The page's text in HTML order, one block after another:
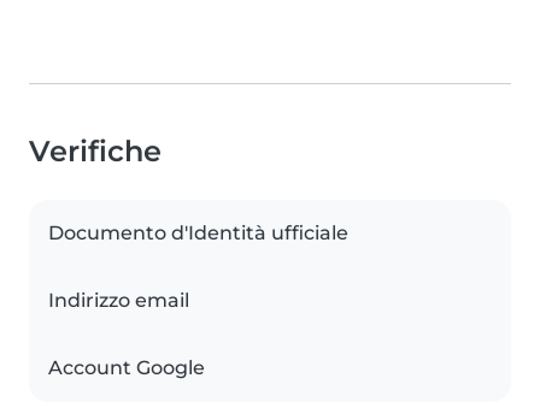
Verifiche
Documento d'Identità ufficiale
Indirizzo email
Account Google